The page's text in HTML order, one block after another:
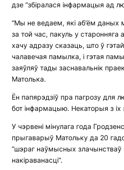
дзе “збіралася інфармацыя ад
“Мы не ведаем, які аб’ём
за той час, пакуль у старонняга
хачу адразу сказаць, што ў
чалавечая памылка, і гэтая
заяўляў тады заснавальнік
Матолька.
Ён папярэдзіў пра пагрозу для
бот інфармацыю. Некаторыя з іх
У чэрвені мінулага года
прыгаварыў Матольку да 20
“шэраг наўмысных злачынстваў
накіраванасці”.